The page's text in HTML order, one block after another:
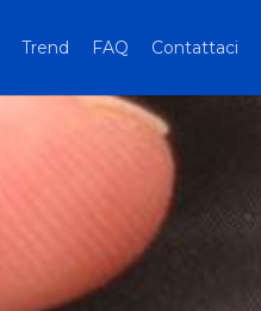
Trend FAQ Contattaci